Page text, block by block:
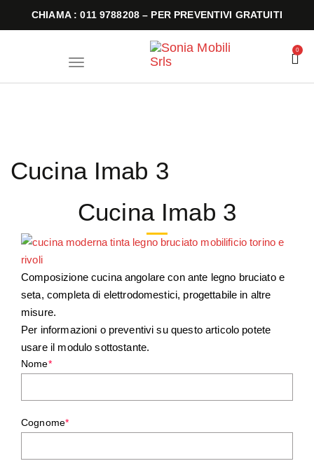
CHIAMA : 011 9788208 – PER PREVENTIVI GRATUITI
T
g
g
a
o
n
0
Cucina Imab 3
Cucina Imab 3
Composizione cucina angolare con ante legno bruciato e
seta, completa di elettrodomestici, progettabile in altre
misure.
Per informazioni o preventivi su questo articolo potete
usare il modulo sottostante.
Nome*
Cognome*